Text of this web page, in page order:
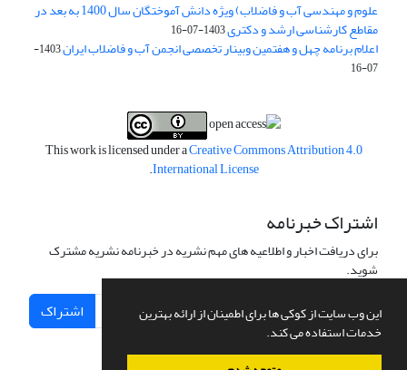
این وب سایت از کوکی ها برای اطمینان از ارائه بهترین
خدمات استفاده می کند.
علوم و مهندسی آب و فاضلاب) ویژه دانش آموختگان سال 1400 به بعد در
مقاطع کارشناسی ارشد و دکتری1403-07-16
اعلام برنامه چهل و هفتمین وبینار تخصصی انجمن آب و فاضلاب ایران
1403-
07-16
This work is licensed under aCreative Commons Attribution 4.0
International License
.
اشتراک خبرنامه
برای دریافت اخبار و اطلاعیه های مهم نشریه در خبرنامه نشریه مشترک
شوید.
اشتراک